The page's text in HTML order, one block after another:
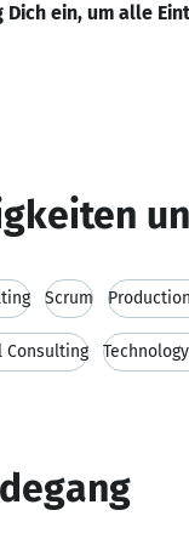
Dich ein, um alle
Scrum
Consulting